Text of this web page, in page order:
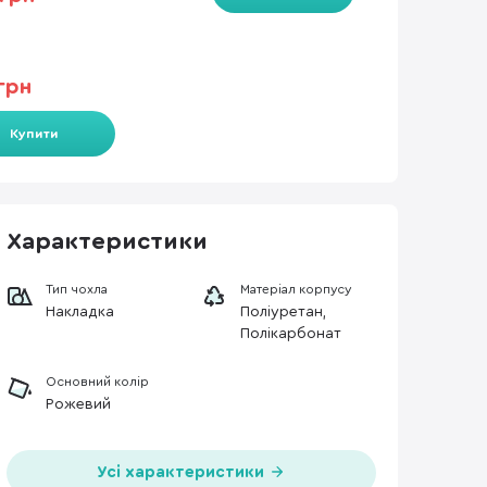
Купити
Характеристики
Тип чохла
Накладка
Матеріал корпусу
Поліуретан,
Полікарбонат
Основний колір
Рожевий
Усі характеристики